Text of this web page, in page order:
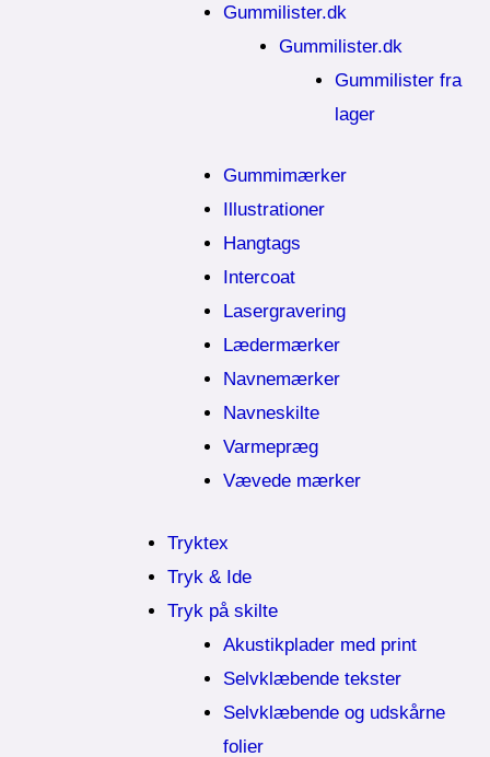
Gummilister.dk
Gummilister.dk
Gummilister fra
lager
Gummimærker
Illustrationer
Hangtags
Intercoat
Lasergravering
Lædermærker
Navnemærker
Navneskilte
Varmepræg
Vævede mærker
Tryktex
Tryk & Ide
Tryk på skilte
Akustikplader med print
Selvklæbende tekster
Selvklæbende og udskårne
folier